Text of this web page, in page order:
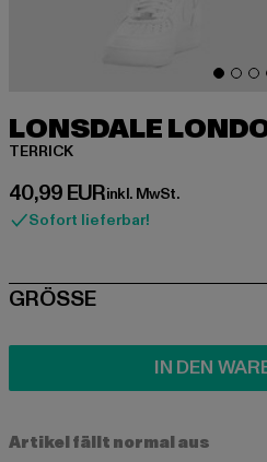
LONSDALE
TERRICK
40,99 EUR
Derzeitiger Preis: 40,99 EUR
inkl. MwSt.
Sofort lieferbar!
SIZE
GRÖSSE
IN DEN
Artikel fällt normal aus